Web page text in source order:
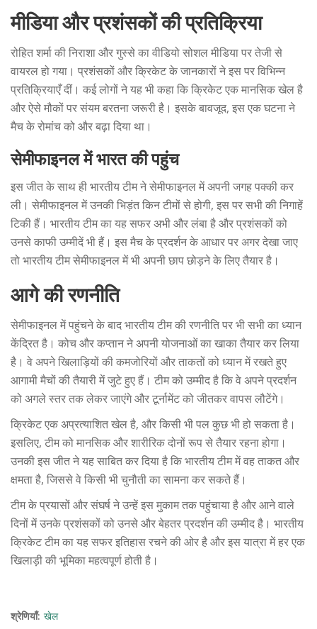
मीडिया और प्रशंसकों की प्रतिक्रिया
रोहित शर्मा की निराशा और गुस्से का वीडियो सोशल मीडिया पर तेजी से
वायरल हो गया। प्रशंसकों और क्रिकेट के जानकारों ने इस पर विभिन्न
प्रतिक्रियाएँ दीं। कई लोगों ने यह भी कहा कि क्रिकेट एक मानसिक खेल है
और ऐसे मौकों पर संयम बरतना जरूरी है। इसके बावजूद, इस एक घटना ने
मैच के रोमांच को और बढ़ा दिया था।
सेमीफाइनल में भारत की पहुंच
इस जीत के साथ ही भारतीय टीम ने सेमीफाइनल में अपनी जगह पक्की कर
ली। सेमीफाइनल में उनकी भिड़ंत किन टीमों से होगी, इस पर सभी की निगाहें
टिकी हैं। भारतीय टीम का यह सफर अभी और लंबा है और प्रशंसकों को
उनसे काफी उम्मीदें भी हैं। इस मैच के प्रदर्शन के आधार पर अगर देखा जाए
तो भारतीय टीम सेमीफाइनल में भी अपनी छाप छोड़ने के लिए तैयार है।
आगे की रणनीति
सेमीफाइनल में पहुंचने के बाद भारतीय टीम की रणनीति पर भी सभी का ध्यान
केंद्रित है। कोच और कप्तान ने अपनी योजनाओं का खाका तैयार कर लिया
है। वे अपने खिलाड़ियों की कमजोरियों और ताकतों को ध्यान में रखते हुए
आगामी मैचों की तैयारी में जुटे हुए हैं। टीम को उम्मीद है कि वे अपने प्रदर्शन
को अगले स्तर तक लेकर जाएंगे और टूर्नामेंट को जीतकर वापस लौटेंगे।
क्रिकेट एक अप्रत्याशित खेल है, और किसी भी पल कुछ भी हो सकता है।
इसलिए, टीम को मानसिक और शारीरिक दोनों रूप से तैयार रहना होगा।
उनकी इस जीत ने यह साबित कर दिया है कि भारतीय टीम में वह ताकत और
क्षमता है, जिससे वे किसी भी चुनौती का सामना कर सकते हैं।
टीम के प्रयासों और संघर्ष ने उन्हें इस मुकाम तक पहुंचाया है और आने वाले
दिनों में उनके प्रशंसकों को उनसे और बेहतर प्रदर्शन की उम्मीद है। भारतीय
क्रिकेट टीम का यह सफर इतिहास रचने की ओर है और इस यात्रा में हर एक
खिलाड़ी की भूमिका महत्वपूर्ण होती है।
श्रेणियाँ: खेल